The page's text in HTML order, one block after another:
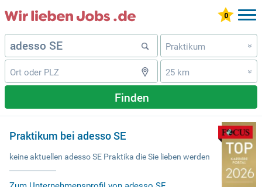
Praktikum »
25 km »
Finden
Praktikum bei adesso SE
keine aktuellen adesso SE Praktika die Sie lieben werden